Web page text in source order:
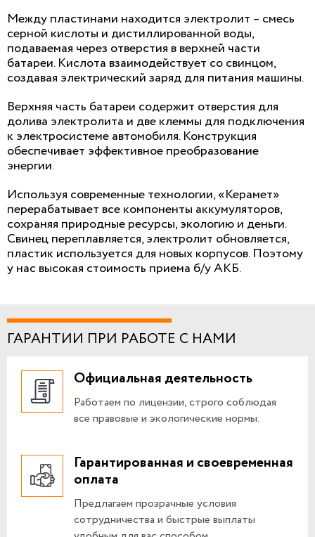
Между пластинами находится электролит – смесь
серной кислоты и дистиллированной воды,
подаваемая через отверстия в верхней части
батареи. Кислота взаимодействует со свинцом,
создавая электрический заряд для питания машины.
Верхняя часть батареи содержит отверстия для
долива электролита и две клеммы для подключения
к электросистеме автомобиля. Конструкция
обеспечивает эффективное преобразование
энергии.
Используя современные технологии, «Керамет»
перерабатывает все компоненты аккумуляторов,
сохраняя природные ресурсы, экологию и деньги.
Свинец переплавляется, электролит обновляется,
пластик используется для новых корпусов. Поэтому
у нас высокая стоимость приема б/у АКБ.
ГАРАНТИИ ПРИ РАБОТЕ С НАМИ
Официальная деятельность
Работаем по лицензии, строго соблюдая
все правовые и экологические нормы.
Гарантированная и своевременная
оплата
Предлагаем прозрачные условия
сотрудничества и быстрые выплаты